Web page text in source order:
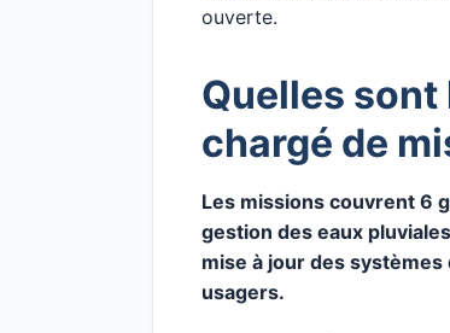
ouverte.
Quelles
chargé de
Les missions couvrent 6
gestion des eaux
mise à jour des
usagers.